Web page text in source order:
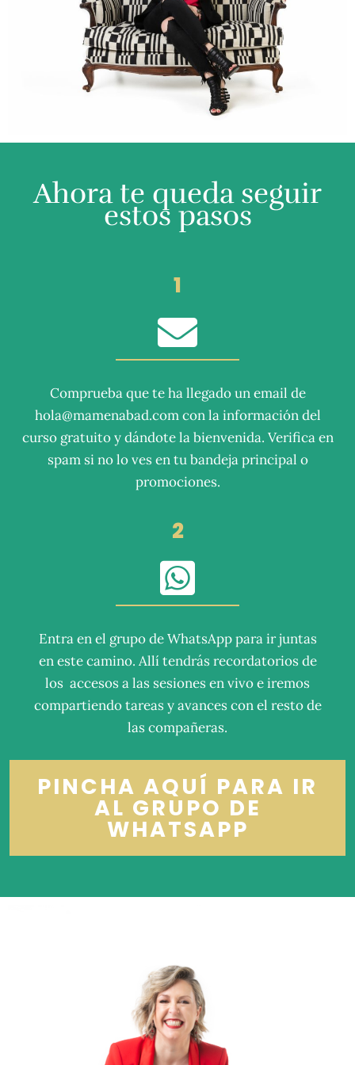
Ahora te queda seguir
estos pasos
1
Comprueba que te ha llegado un email de
hola@mamenabad.com con la información del
curso gratuito y dándote la bienvenida. Verifica en
spam si no lo ves en tu bandeja principal o
promociones.
2
Entra en el grupo de WhatsApp para ir juntas
en este camino. Allí tendrás recordatorios de
los accesos a las sesiones en vivo e iremos
compartiendo tareas y avances con el resto de
las compañeras.
PINCHA AQUÍ PARA IR
AL GRUPO DE
WHATSAPP